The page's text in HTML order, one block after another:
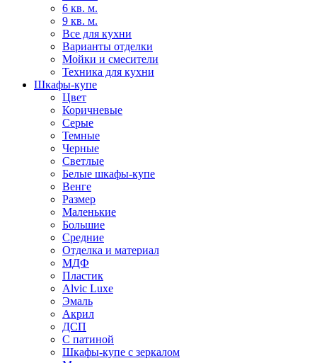
6 кв. м.
9 кв. м.
Все для кухни
Варианты отделки
Мойки и смесители
Техника для кухни
Шкафы-купе
Цвет
Коричневые
Серые
Темные
Черные
Светлые
Белые шкафы-купе
Венге
Размер
Маленькие
Большие
Средние
Отделка и материал
МДФ
Пластик
Alvic Luxe
Эмаль
Акрил
ДСП
С патиной
Шкафы-купе с зеркалом